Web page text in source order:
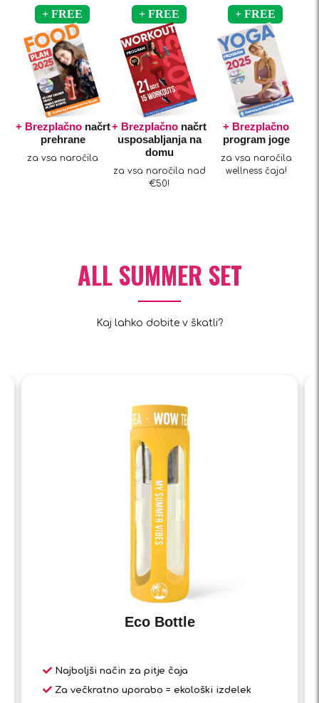
+ Brezplačno načrt
prehrane
za vsa naročila
+ Brezplačno načrt
usposabljanja na
domu
za vsa naročila nad
€50!
+ Brezplačno
program joge
za vsa naročila
wellness čaja!
ALL SUMMER SET
Kaj lahko dobite v škatli?
Eco Bottle
Najboljši način za pitje čaja
Za večkratno uporabo = ekološki izdelek